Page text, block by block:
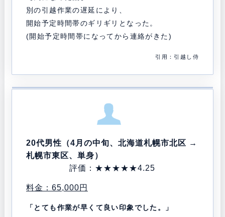
別の引越作業の遅延により、
開始予定時間帯のギリギリとなった。
(開始予定時間帯になってから連絡がきた)
引用：引越し侍
20代男性（4月の中旬、北海道札幌市北区 →
札幌市東区、単身）
評価：★★★★★4.25
料金：65,000円
「とても作業が早くて良い印象でした。」